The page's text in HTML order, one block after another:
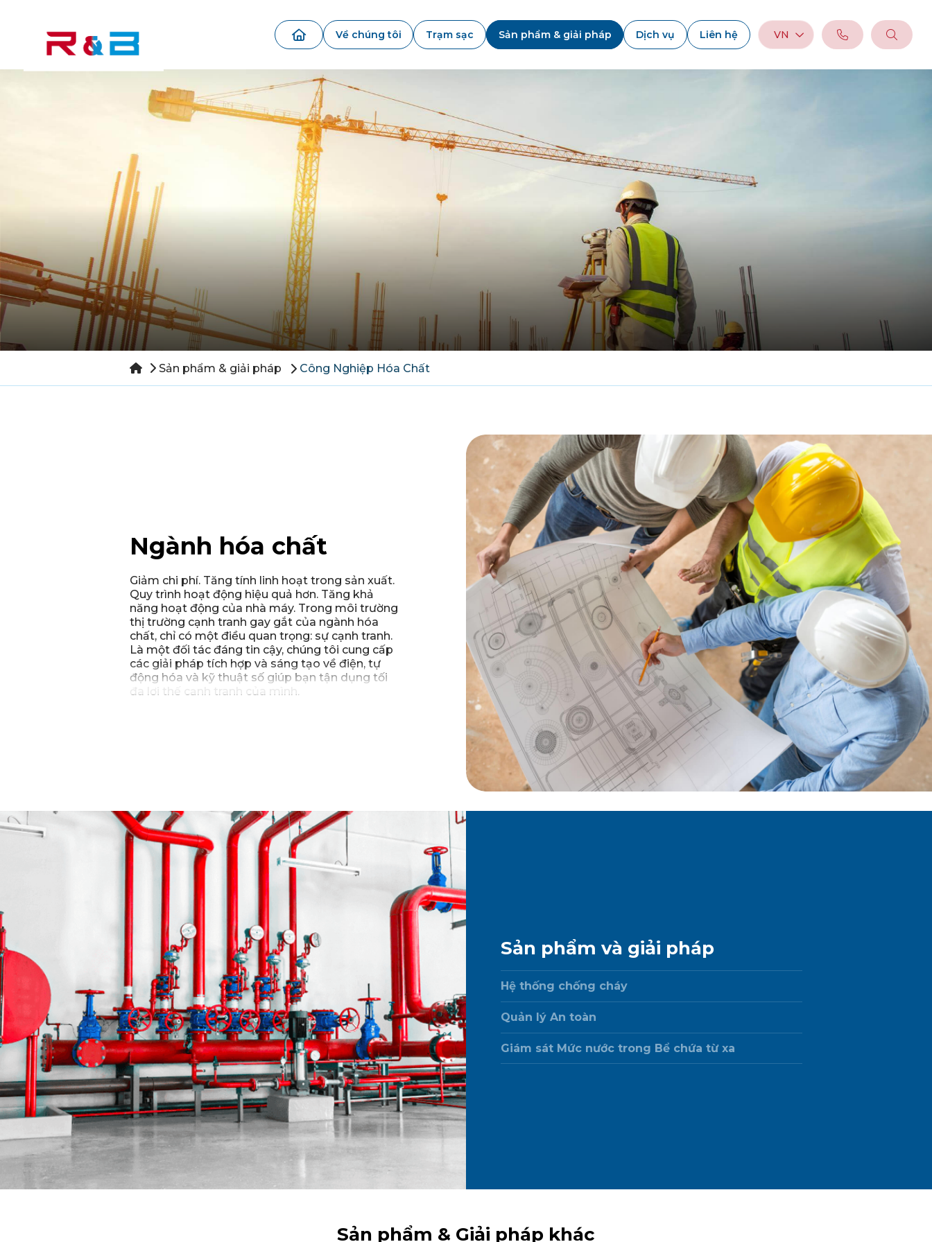
Về chúng tôi Trạm sạc Sản phẩm & giải pháp Dịch vụ Liên hệ VN
Sản phẩm & giải pháp Công Nghiệp Hóa Chất
Ngành hóa chất
Giảm chi phí. Tăng tính linh hoạt trong sản xuất.
Quy trình hoạt động hiệu quả hơn. Tăng khả
năng hoạt động của nhà máy. Trong môi trường
thị trường cạnh tranh gay gắt của ngành hóa
chất, chỉ có một điều quan trọng: sự cạnh tranh.
Là một đối tác đáng tin cậy, chúng tôi cung cấp
các giải pháp tích hợp và sáng tạo về điện, tự
động hóa và kỹ thuật số giúp bạn tận dụng tối
đa lợi thế cạnh tranh của mình.
Sản phẩm và giải pháp
Hệ thống chống cháy
Quản lý An toàn
Giám sát Mức nước trong Bể chứa từ xa
Sản phẩm & Giải pháp khác